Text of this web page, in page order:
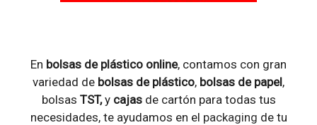
En bolsas de plástico online, contamos con gran
variedad de bolsas de plástico, bolsas de papel,
bolsas TST,y cajasde cartón para todas tus
necesidades, te ayudamos en el packaging de tu